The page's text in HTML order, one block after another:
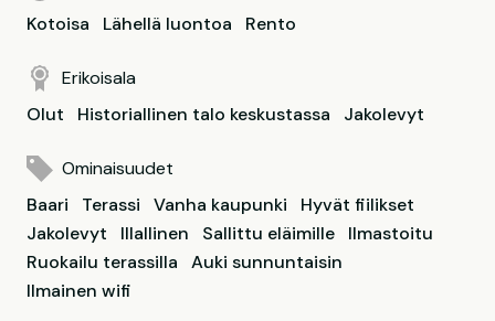
Kotoisa
Lähellä luontoa Rento
Erikoisala
Olut
Historiallinen talo keskustassa Jakolevyt
Ominaisuudet
Baari
Terassi Vanha kaupunki
Hyvät fiilikset
Jakolevyt
Illallinen Sallittu eläimille
Ilmastoitu
Ruokailu terassilla
Auki sunnuntaisin
Ilmainen wifi